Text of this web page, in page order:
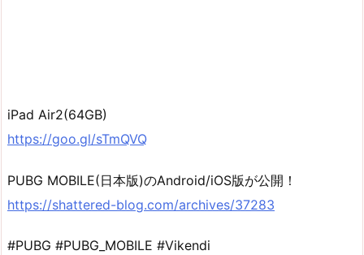
iPad Air2(64GB)
https://goo.gl/sTmQVQ
PUBG MOBILE(日本版)のAndroid/iOS版が公開！
https://shattered-blog.com/archives/37283
#PUBG #PUBG_MOBILE #Vikendi